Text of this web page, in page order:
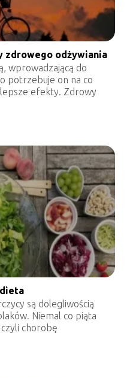
zdrowego odżywiania
wprowadzającą do
potrzebuje on na co
efekty. Zdrowy
są dolegliwością
Niemal co piąta
chorobę